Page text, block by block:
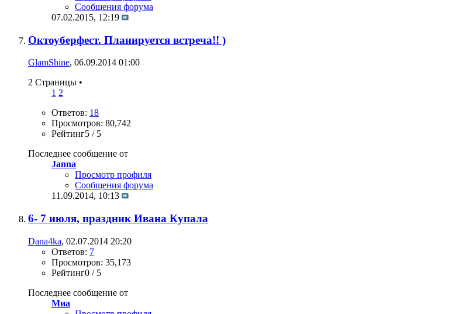
Сообщения форума
07.02.2015, 12:19
Октоуберфест. Планируется встреча!! )
GlamShine, 06.09.2014 01:00
2 Страницы •
1 2
Ответов: 18
Просмотров: 80,742
Рейтинг5 / 5
Последнее сообщение от
Janna
Просмотр профиля
Сообщения форума
11.09.2014, 10:13
6- 7 июля, праздник Ивана Купала
Dana4ka, 02.07.2014 20:20
Ответов: 7
Просмотров: 35,173
Рейтинг0 / 5
Последнее сообщение от
Миа